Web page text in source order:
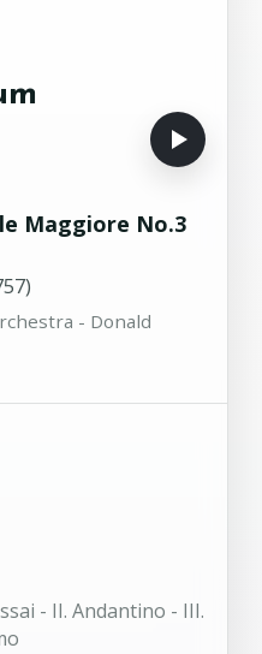
Maggiore No.3
- Donald
- II. Andantino - III.